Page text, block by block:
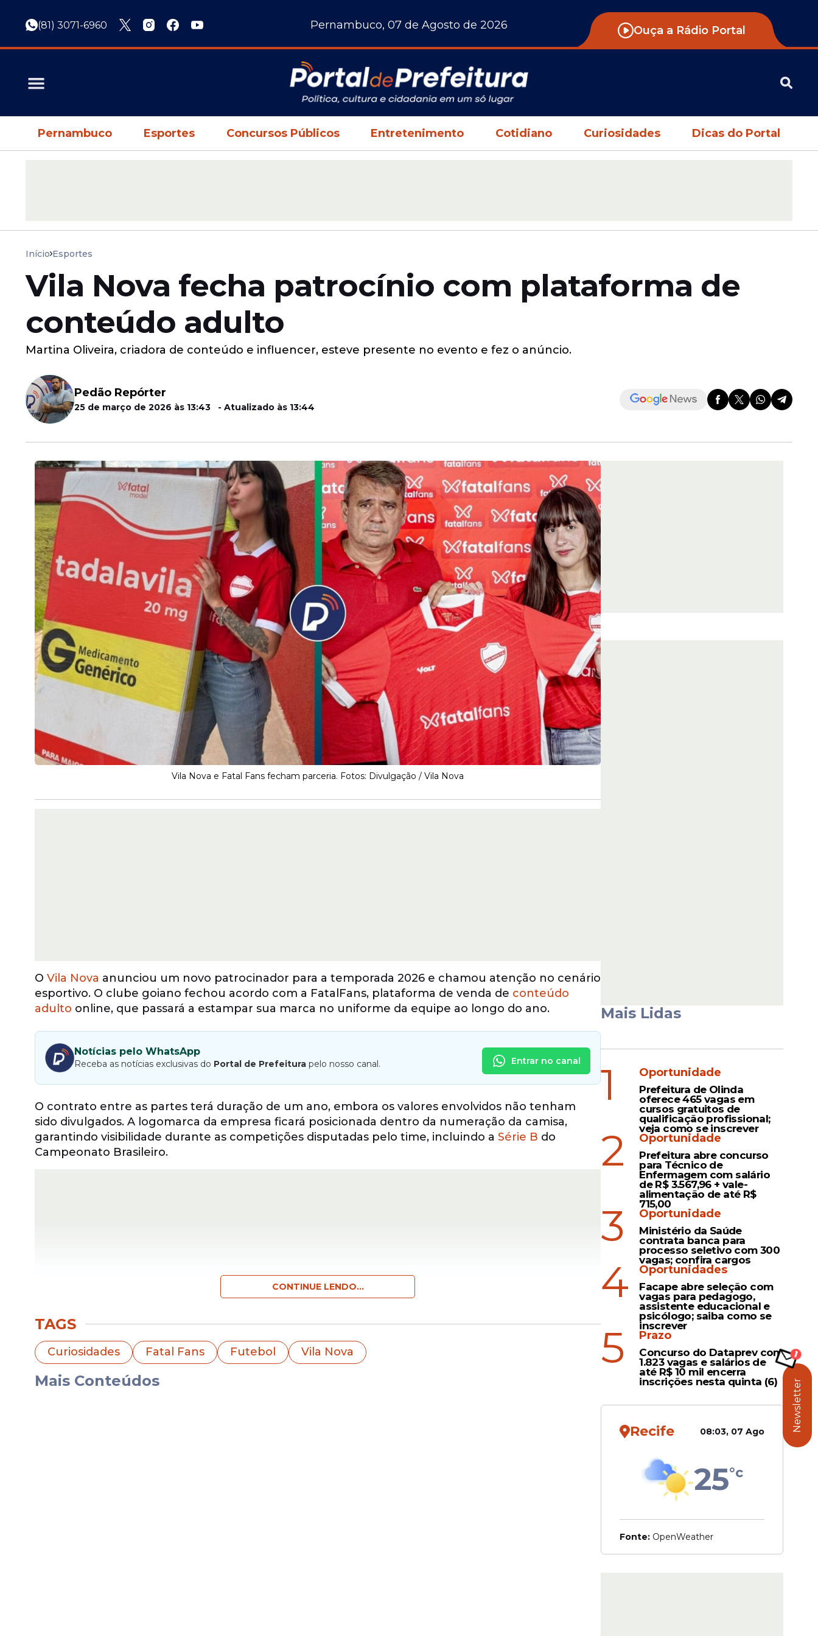
(81) 3071-6960 Pernambuco, 07 de Agosto de 2026 Ouça a Rádio Portal
Pernambuco Esportes Concursos Públicos Entretenimento Cotidiano Curiosidades Dicas do Portal
Início Esportes
Vila Nova fecha patrocínio com plataforma de
conteúdo adulto
Martina Oliveira, criadora de conteúdo e influencer, esteve presente no evento e fez o anúncio.
Pedão Repórter
25 de março de 2026 às 13:43 - Atualizado às 13:44
Vila Nova e Fatal Fans fecham parceria. Fotos: Divulgação / Vila Nova
O Vila Nova anunciou um novo patrocinador para a temporada 2026 e chamou atenção no cenário
esportivo. O clube goiano fechou acordo com a FatalFans, plataforma de venda de conteúdo
adulto online, que passará a estampar sua marca no uniforme da equipe ao longo do ano.
Notícias pelo WhatsApp
Receba as notícias exclusivas do Portal de Prefeitura pelo nosso canal. Entrar no canal
O contrato entre as partes terá duração de um ano, embora os valores envolvidos não tenham
sido divulgados. A logomarca da empresa ficará posicionada dentro da numeração da camisa,
garantindo visibilidade durante as competições disputadas pelo time, incluindo a Série B do
Campeonato Brasileiro.
No anúncio oficial do acordo entre as partes, a influencer e produtora de conteúdo Martina
Oliveira se fez presente para a divulgação.
Parceria visa reforçar finanças e amplia presença de
CONTINUE LENDO...
TAGS
Curiosidades Fatal Fans Futebol Vila Nova
Mais Conteúdos
Mais Lidas
1 Oportunidade
Prefeitura de Olinda
oferece 465 vagas em
cursos gratuitos de
qualificação profissional;
veja como se inscrever
2 Oportunidade
Prefeitura abre concurso
para Técnico de
Enfermagem com salário
de R$ 3.567,96 + vale-
alimentação de até R$
715,00
3 Oportunidade
Ministério da Saúde
contrata banca para
processo seletivo com 300
vagas; confira cargos
4 Oportunidades
Facape abre seleção com
vagas para pedagogo,
assistente educacional e
psicólogo; saiba como se
inscrever
5 Prazo
Concurso do Dataprev com
1.823 vagas e salários de
até R$ 10 mil encerra
inscrições nesta quinta (6)
Recife 08:03, 07 Ago
25°c
Fonte: OpenWeather
Newsletter